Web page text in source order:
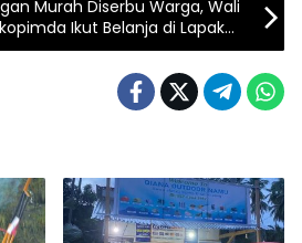
Murah Diserbu Warga, Wali
Ikut Belanja di Lapak